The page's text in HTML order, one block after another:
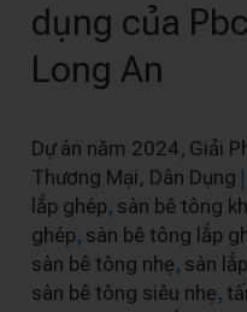
dụng của
Long An
Dự án năm 2024, Giải
Thương Mại, Dân Dụng |
lắp ghép, sàn bê tông
ghép, sàn bê tông lắp
sàn bê tông nhẹ, sàn
sàn bê tông siêu nhẹ,
cho
nhà
dụng
của
Pbcom
công
trình
Long